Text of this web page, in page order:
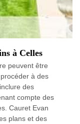
à Celles
peuvent être
à des
des
compte des
Cauret Evan
plans et des